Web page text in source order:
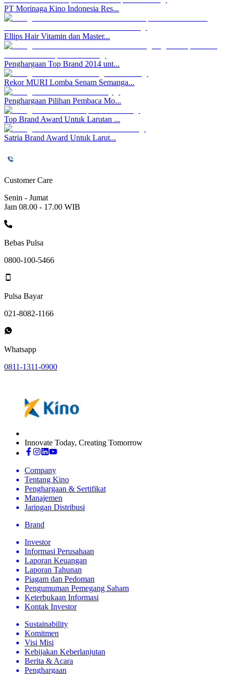
PT Morinaga Kino Indonesia Res...
Ellips Hair Vitamin dan Master...
Penghargaan Top Brand 2014 unt...
Rekor MURI Lomba Senam Semanga...
Penghargaan Pilihan Pembaca Mo...
Top Brand Award Untuk Larutan ...
Satria Brand Award Untuk Larut...
Customer Care
Senin - Jumat
Jam 08.00 - 17.00 WIB
Bebas Pulsa
0800-100-5466
Pulsa Bayar
021-8082-1166
Whatsapp
0811-1311-0900
Innovate Today, Creating Tomorrow
Company
Tentang Kino
Penghargaan & Sertifikat
Manajemen
Jaringan Distribusi
Brand
Investor
Informasi Perusahaan
Laporan Keuangan
Laporan Tahunan
Piagam dan Pedoman
Pengumuman Pemegang Saham
Keterbukaan Informasi
Kontak Investor
Sustainability
Komitmen
Visi Misi
Kebijakan Keberlanjutan
Berita & Acara
Penghargaan